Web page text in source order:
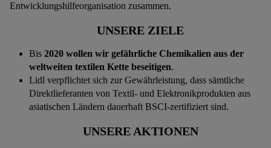
Entwicklungshilfeorganisation zusammen.
UNSERE ZIELE
Bis 2020 wollen wir gefährliche Chemikalien aus der
weltweiten textilen Kette beseitigen.
Lidl verpflichtet sich zur Gewährleistung, dass sämtliche
Direktlieferanten von Textil- und Elektronikprodukten aus
asiatischen Ländern dauerhaft BSCI-zertifiziert sind.
UNSERE AKTIONEN